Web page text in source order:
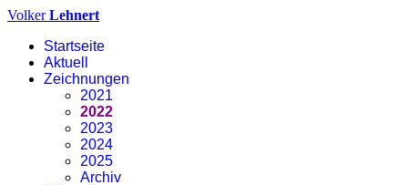
VolkerLehnert
Startseite
Aktuell
Zeichnungen
2021
2022
2023
2024
2025
Archiv